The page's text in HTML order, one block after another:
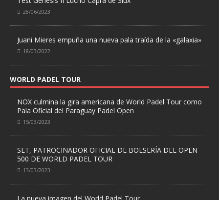
28/06/2023
Juani Mieres empuña una nueva pala traída de la «galaxia»
18/03/2022
WORLD PADEL TOUR
NOX culmina la gira americana de World Padel Tour como
Pala Oficial del Paraguay Padel Open
15/03/2023
SET, PATROCINADOR OFICIAL DE BOLSERÍA DEL OPEN
500 DE WORLD PADEL TOUR
13/03/2023